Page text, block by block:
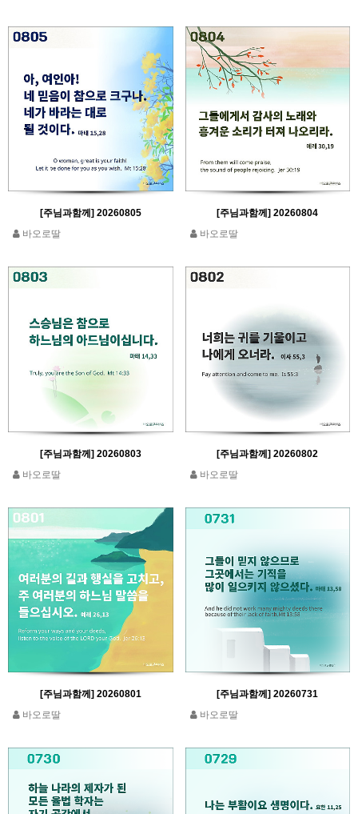
[주님과함께] 20260805
바오로딸
[주님과함께] 20260804
바오로딸
[주님과함께] 20260803
바오로딸
[주님과함께] 20260802
바오로딸
[주님과함께] 20260801
바오로딸
[주님과함께] 20260731
바오로딸